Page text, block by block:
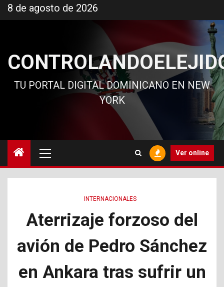
al
8 de agosto de 2026
TU PORTAL DIGITAL DOMINICANO EN NEW
YORK
principal
Ver online
INTERNACIONALES
Aterrizaje forzoso del
avión de Pedro Sánchez
en Ankara tras sufrir un